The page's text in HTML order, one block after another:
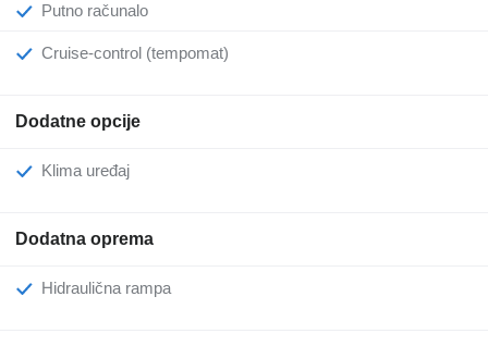
Putno računalo
Cruise-control (tempomat)
Dodatne opcije
Klima uređaj
Dodatna oprema
Hidraulična rampa